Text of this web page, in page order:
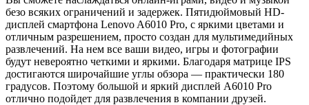
безо всяких ограничений и задержек. Пятидюймовый HD-
дисплей смартфона Lenovo A6010 Pro, с яркими цветами и
отличным разрешением, просто создан для мультимедийных
развлечений. На нем все ваши видео, игры и фотографии
будут невероятно четкими и яркими. Благодаря матрице IPS
достигаются широчайшие углы обзора — практически 180
градусов. Поэтому большой и яркий дисплей A6010 Pro
отлично подойдет для развлечения в компании друзей.